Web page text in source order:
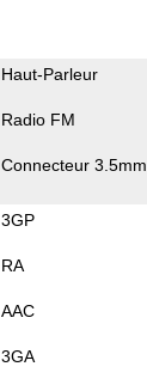
Haut-Parleur
Radio FM
Connecteur 3.5mm
3GP
RA
AAC
3GA